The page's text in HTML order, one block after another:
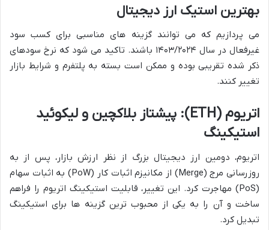
بهترین استیک ارز دیجیتال
می پردازیم که می توانند گزینه های مناسبی برای کسب سود
غیرفعال در سال ۱۴۰۳/۲۰۲۴ باشند. تاکید می شود که نرخ سودهای
ذکر شده تقریبی بوده و ممکن است بسته به پلتفرم و شرایط بازار
تغییر کنند.
اتریوم (ETH): پیشتاز بلاکچین و لیکوئید
استیکینگ
اتریوم، دومین ارز دیجیتال بزرگ از نظر ارزش بازار، پس از به
روزرسانی مرج (Merge) از مکانیزم اثبات کار (PoW) به اثبات سهام
(PoS) مهاجرت کرد. این تغییر، قابلیت استیکینگ اتریوم را فراهم
ساخت و آن را به یکی از محبوب ترین گزینه ها برای استیکینگ
تبدیل کرد.